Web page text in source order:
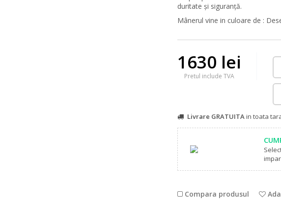
duritate și siguranță.
Mânerul vine in culoare de :
1630 lei
Pretul include TVA
Livrare GRATUITAin toata
Compara produsul